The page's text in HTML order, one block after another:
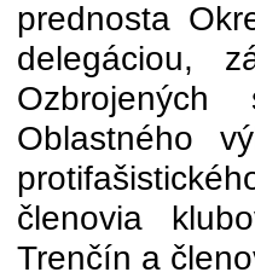
prednosta
delegáciou,
Oblastného
členovia
Trenčín a